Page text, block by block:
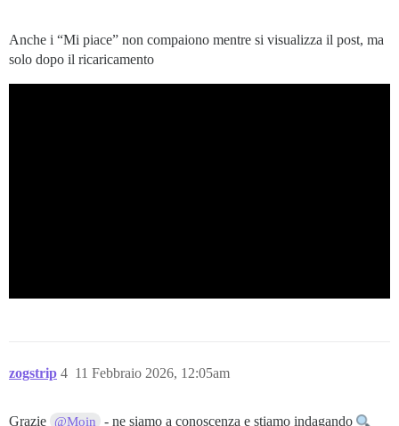
Anche i “Mi piace” non compaiono mentre si visualizza il post, ma
solo dopo il ricaricamento
zogstrip 11 Febbraio 2026, 12:05am
4
Grazie @Moin - ne siamo a conoscenza e stiamo indagando